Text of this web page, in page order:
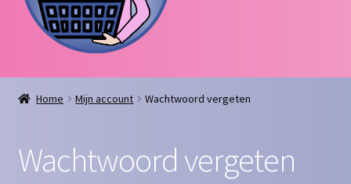
Home
Algemene voorwaarden
Home Mijn account Wachtwoord vergeten
Wachtwoord vergeten